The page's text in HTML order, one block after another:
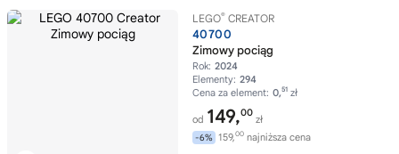
LEGO® CREATOR
40700
Zimowy pociąg
Rok: 2024
Elementy: 294
Cena za element: 0,51 zł
od 149,00
zł
-6% 159,00 najniższa cena